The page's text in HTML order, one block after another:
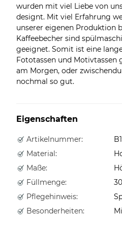
wurden mit viel Liebe von
designt. Mit viel Erfahrung
unserer eigenen Produktion
Kaffeebecher sind
geeignet. Somit ist eine
Fototassen und Motivtassen
am Morgen, oder
nochmal so gut.
Eigenschaften
Artikelnummer:
Material:
Maße:
Füllmenge:
Pflegehinweis:
Besonderheiten: